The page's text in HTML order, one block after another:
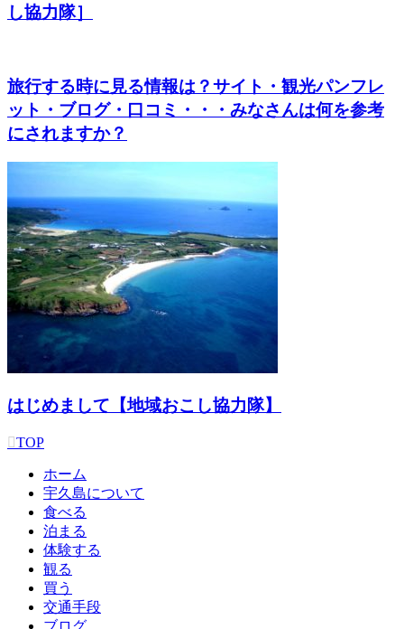
し協力隊］
旅行する時に見る情報は？サイト・観光パンフレ
ット・ブログ・口コミ・・・みなさんは何を参考
にされますか？
はじめまして【地域おこし協力隊】
TOP
ホーム
宇久島について
食べる
泊まる
体験する
観る
買う
交通手段
ブログ